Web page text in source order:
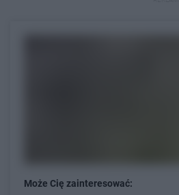
Może Cię zainteresować: